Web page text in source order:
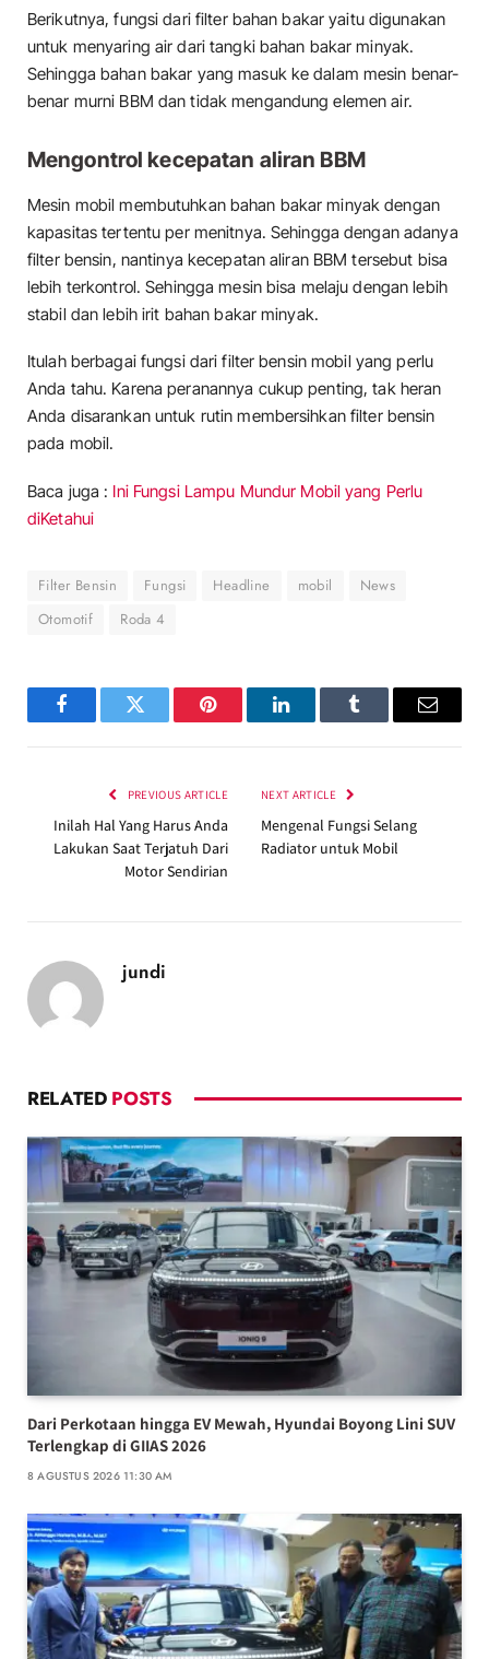
Berikutnya, fungsi dari filter bahan bakar yaitu digunakan
untuk menyaring air dari tangki bahan bakar minyak.
Sehingga bahan bakar yang masuk ke dalam mesin benar-
benar murni BBM dan tidak mengandung elemen air.
Mengontrol kecepatan aliran BBM
Mesin mobil membutuhkan bahan bakar minyak dengan
kapasitas tertentu per menitnya. Sehingga dengan adanya
filter bensin, nantinya kecepatan aliran BBM tersebut bisa
lebih terkontrol. Sehingga mesin bisa melaju dengan lebih
stabil dan lebih irit bahan bakar minyak.
Itulah berbagai fungsi dari filter bensin mobil yang perlu
Anda tahu. Karena peranannya cukup penting, tak heran
Anda disarankan untuk rutin membersihkan filter bensin
pada mobil.
Baca juga : Ini Fungsi Lampu Mundur Mobil yang Perlu
diKetahui
Filter Bensin Fungsi Headline mobil
News
Otomotif
Roda 4
FacebookTwitter Pinterest LinkedInTumblr Email
PREVIOUS ARTICLE
Inilah Hal Yang Harus Anda
Lakukan Saat Terjatuh Dari
Motor Sendirian
NEXT ARTICLE
Mengenal Fungsi Selang
Radiator untuk Mobil
jundi
RELATED POSTS
Dari Perkotaan hingga EV Mewah, Hyundai Boyong Lini SUV
Terlengkap di GIIAS 2026
8 AGUSTUS 2026 11:30 AM